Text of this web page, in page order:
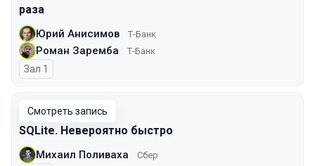
раза
Юрий Анисимов Т-Банк
Роман Заремба Т-Банк
Зал 1
Смотреть запись
SQLite. Невероятно быстро
Михаил Поливаха Сбер